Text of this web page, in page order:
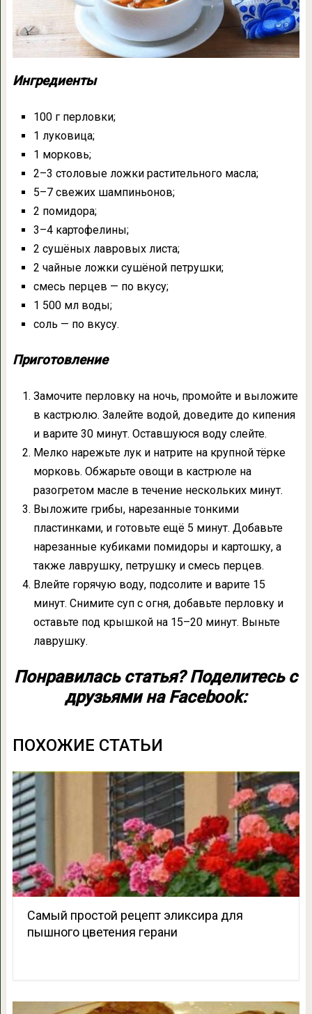
Ингредиенты
100 г перловки;
1 луковица;
1 морковь;
2–3 столовые ложки растительного масла;
5–7 свежих шампиньонов;
2 помидора;
3–4 картофелины;
2 сушёных лавровых листа;
2 чайные ложки сушёной петрушки;
смесь перцев — по вкусу;
1 500 мл воды;
соль — по вкусу.
Приготовление
Замочите перловку на ночь, промойте и выложите
в кастрюлю. Залейте водой, доведите до кипения
и варите 30 минут. Оставшуюся воду слейте.
Мелко нарежьте лук и натрите на крупной тёрке
морковь. Обжарьте овощи в кастрюле на
разогретом масле в течение нескольких минут.
Выложите грибы, нарезанные тонкими
пластинками, и готовьте ещё 5 минут. Добавьте
нарезанные кубиками помидоры и картошку, а
также лаврушку, петрушку и смесь перцев.
Влейте горячую воду, подсолите и варите 15
минут. Снимите суп с огня, добавьте перловку и
оставьте под крышкой на 15–20 минут. Выньте
лаврушку.
Понравилась статья? Поделитесь с
друзьями на Facebook:
ПОХОЖИЕ СТАТЬИ
Самый простой рецепт эликсира для
пышного цветения герани